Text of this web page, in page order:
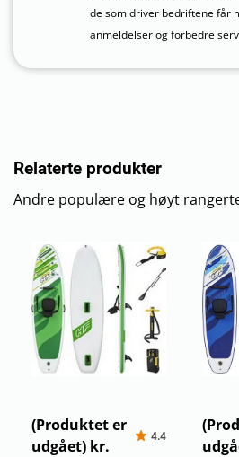
de som driver bedriftene får
anmeldelser og forbedre
Relaterte produkter
Andre populære og høyt
Freesoul
(Produktet er
udgået) kr.
4.4